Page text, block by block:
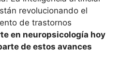
revolucionando el
de trastornos
en neuropsicología hoy
de estos avances